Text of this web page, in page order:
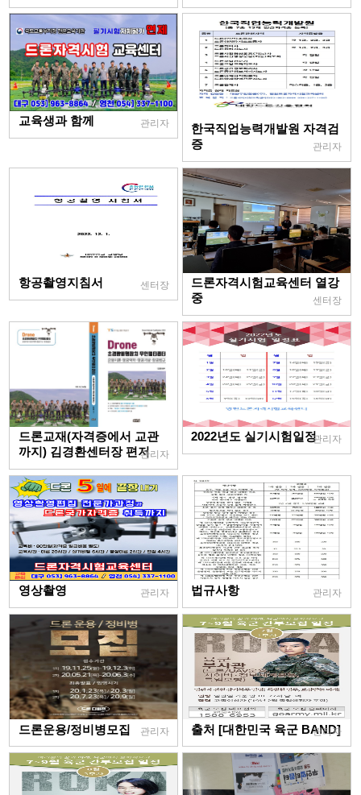
교육생과 함께 관리자
한국직업능력개발원 자격검
증
관리자
항공촬영지침서 센터장
드론자격시험교육센터 열강
중
센터장
드론교재(자격증에서 교관
까지) 김경환센터장 편저관리자
2022년도 실기시험일정관리자
영상촬영 관리자 법규사항 관리자
드론운용/정비병모집 관리자 출처 [대한민국 육군 BAND]
관리자